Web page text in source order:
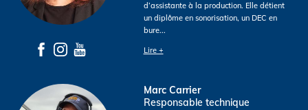
d’assistante à la production. Elle détient
un diplôme en sonorisation, un DEC en
bure...
Lire +
Marc Carrier
Responsable technique